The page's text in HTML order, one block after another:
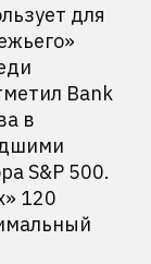
для
Bank
в
S&P 500.
120